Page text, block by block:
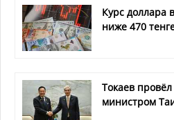
Курс доллара
ниже 470
Токаев
министром